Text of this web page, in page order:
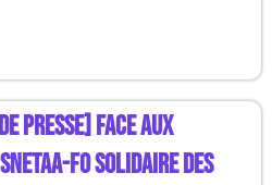
PRESSE] FACE AUX
FO SOLIDAIRE DES